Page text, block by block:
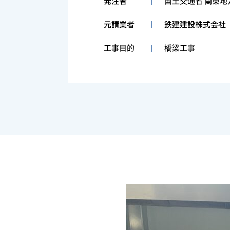
元請業者 鉄建建設株式会社
工事目的 橋梁工事